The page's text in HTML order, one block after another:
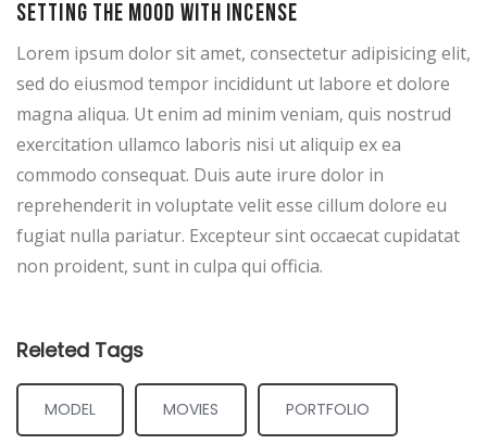
Setting the mood with incense
Lorem ipsum dolor sit amet, consectetur adipisicing elit,
sed do eiusmod tempor incididunt ut labore et dolore
magna aliqua. Ut enim ad minim veniam, quis nostrud
exercitation ullamco laboris nisi ut aliquip ex ea
commodo consequat. Duis aute irure dolor in
reprehenderit in voluptate velit esse cillum dolore eu
fugiat nulla pariatur. Excepteur sint occaecat cupidatat
non proident, sunt in culpa qui officia.
Releted Tags
MODEL MOVIES PORTFOLIO